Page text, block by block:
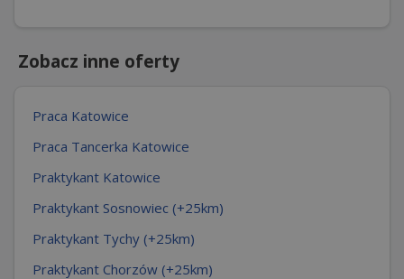
Zobacz inne oferty
Praca Katowice
Praca Tancerka Katowice
Praktykant Katowice
Praktykant Sosnowiec (+25km)
Praktykant Tychy (+25km)
Praktykant Chorzów (+25km)